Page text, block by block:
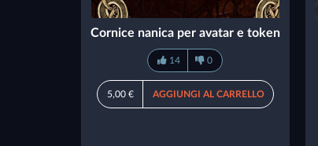
Cornice nanica per avatar e token
14 0
5,00 € AGGIUNGI AL CARRELLO